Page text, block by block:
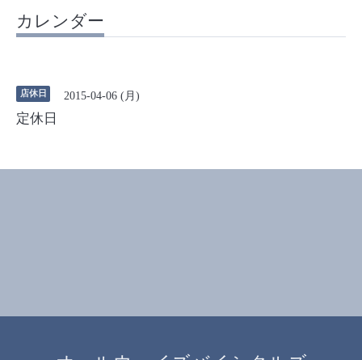
カレンダー
店休日 2015-04-06 (月)
定休日